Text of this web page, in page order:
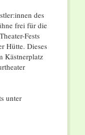
des
frei für die
Fests
Hütte. Dieses
Kästnerplatz
unter